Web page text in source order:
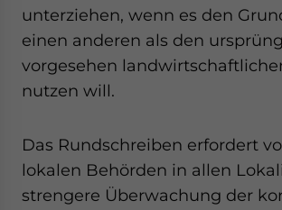
unterziehen, wenn es den
einen anderen als den
vorgesehen
nutzen will.
Das Rundschreiben erfordert
lokalen Behörden in allen
strengere Überwachung der